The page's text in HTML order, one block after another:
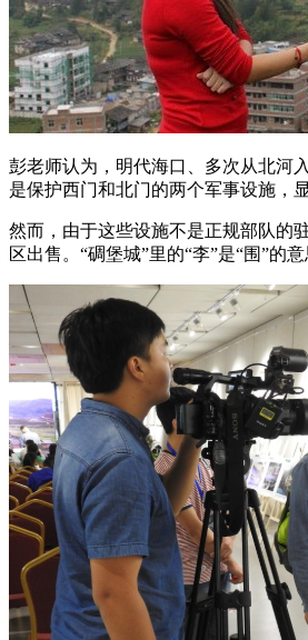
彭老师认为，明代海口、多次从北河
是保护西门和北门的两个军事设施，
然而，由于这些设施不是正规部队的
区出售。“碉堡城”里的“李”是“围”的